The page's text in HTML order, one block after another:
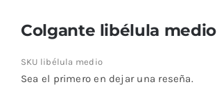
Colgante libélula medio
SKU libélula medio
Sea el primero en dejar una reseña.